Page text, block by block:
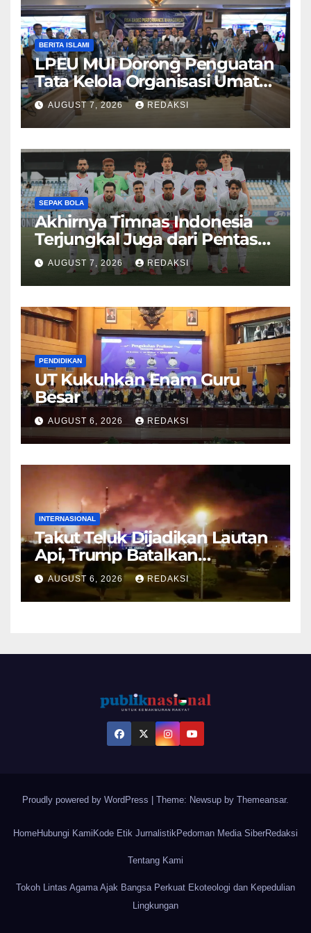
BERITA ISLAMI
LPEU MUI Dorong Penguatan
Tata Kelola Organisasi Umat
Lebih Profesional
AUGUST 7, 2026 REDAKSI
SEPAK BOLA
Akhirnya Timnas Indonesia
Terjungkal Juga dari Pentas
Piala AFF 2026
AUGUST 7, 2026 REDAKSI
PENDIDIKAN
UT Kukuhkan Enam Guru
Besar
AUGUST 6, 2026 REDAKSI
INTERNASIONAL
Takut Teluk Dijadikan Lautan
Api, Trump Batalkan
Serangan ke Iran
AUGUST 6, 2026 REDAKSI
Proudly powered by WordPress Theme: Newsup by Themeansar.
HomeHubungi Kami Kode Etik JurnalistikPedoman Media SiberRedaksi
Tentang Kami
Tokoh Lintas Agama Ajak Bangsa Perkuat Ekoteologi dan Kepedulian
Lingkungan